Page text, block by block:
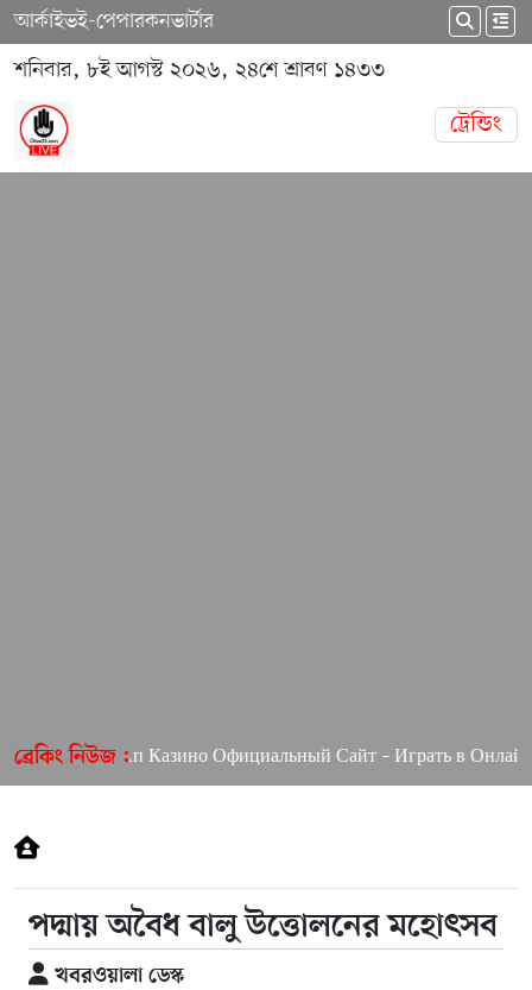
আর্কাইভই-পেপারকনভার্টার
শনিবার, ৮ই আগস্ট ২০২৬, ২৪শে শ্রাবণ ১৪৩৩
ট্রেন্ডিং
ব্রেকিং নিউজ :
Пин Ап Казино Официальный Сайт – Играть в Онлайн
পদ্মায় অবৈধ বালু উত্তোলনের মহোৎসব
খবরওয়ালা ডেস্ক